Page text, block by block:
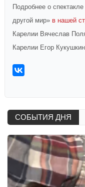
Подробнее о
другой мир» в нашей
Карелии Вячеслав
Карелии Егор
СОБЫТИЯ ДНЯ